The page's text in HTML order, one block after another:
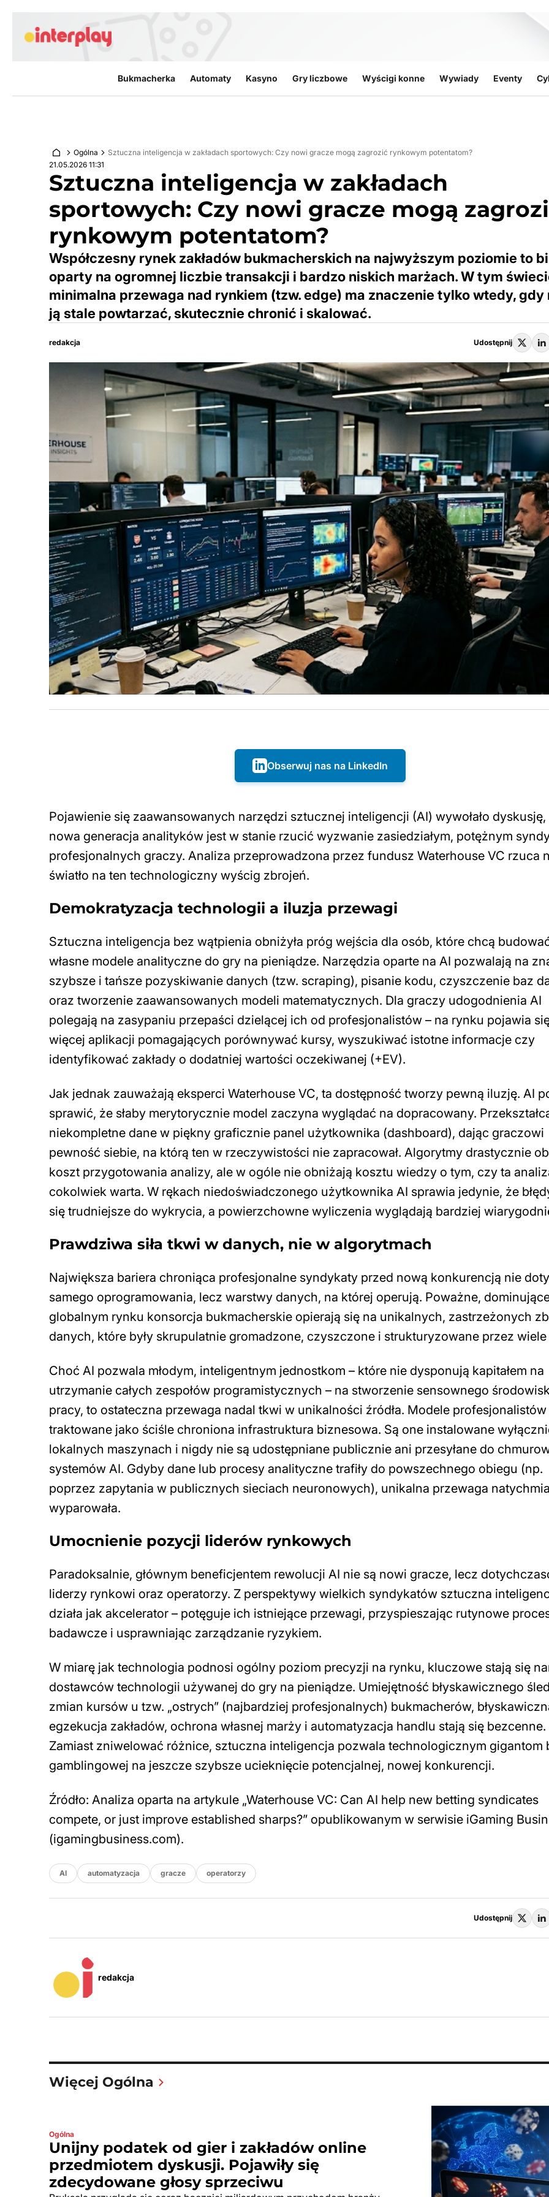
Bukmacherka Automaty Kasyno Gry liczbowe Wyścigi konne Wywiady Eventy
Ogólna
Sztuczna inteligencja w zakładach sportowych: Czy nowi gracze mogą zagrozić rynkowym potentatom?
21.05.2026 11:31
Sztuczna inteligencja w zakładach
sportowych: Czy nowi gracze mogą
rynkowym potentatom?
Współczesny rynek zakładów bukmacherskich na najwyższym poziomie to
oparty na ogromnej liczbie transakcji i bardzo niskich marżach. W tym
minimalna przewaga nad rynkiem (tzw. edge) ma znaczenie tylko wtedy, gdy
ją stale powtarzać, skutecznie chronić i skalować.
redakcja Udostępnij
Obserwuj nas na LinkedIn
Pojawienie się zaawansowanych narzędzi sztucznej inteligencji (AI) wywołało
nowa generacja analityków jest w stanie rzucić wyzwanie zasiedziałym, potężnym
profesjonalnych graczy. Analiza przeprowadzona przez fundusz Waterhouse VC rzuca
światło na ten technologiczny wyścig zbrojeń.
Demokratyzacja technologii a iluzja przewagi
Sztuczna inteligencja bez wątpienia obniżyła próg wejścia dla osób, które chcą
własne modele analityczne do gry na pieniądze. Narzędzia oparte na AI pozwalają na
szybsze i tańsze pozyskiwanie danych (tzw. scraping), pisanie kodu, czyszczenie baz
oraz tworzenie zaawansowanych modeli matematycznych. Dla graczy udogodnienia AI
polegają na zasypaniu przepaści dzielącej ich od profesjonalistów – na rynku pojawia
więcej aplikacji pomagających porównywać kursy, wyszukiwać istotne informacje czy
identyfikować zakłady o dodatniej wartości oczekiwanej (+EV).
Jak jednak zauważają eksperci Waterhouse VC, ta dostępność tworzy pewną iluzję. AI
sprawić, że słaby merytorycznie model zaczyna wyglądać na dopracowany.
niekompletne dane w piękny graficznie panel użytkownika (dashboard), dając graczowi
pewność siebie, na którą ten w rzeczywistości nie zapracował. Algorytmy drastycznie
koszt przygotowania analizy, ale w ogóle nie obniżają kosztu wiedzy o tym, czy ta
cokolwiek warta. W rękach niedoświadczonego użytkownika AI sprawia jedynie, że
się trudniejsze do wykrycia, a powierzchowne wyliczenia wyglądają bardziej
Prawdziwa siła tkwi w danych, nie w algorytmach
Największa bariera chroniąca profesjonalne syndykaty przed nową konkurencją nie
samego oprogramowania, lecz warstwy danych, na której operują. Poważne,
globalnym rynku konsorcja bukmacherskie opierają się na unikalnych, zastrzeżonych
danych, które były skrupulatnie gromadzone, czyszczone i strukturyzowane przez wiele
Choć AI pozwala młodym, inteligentnym jednostkom – które nie dysponują kapitałem na
utrzymanie całych zespołów programistycznych – na stworzenie sensownego
pracy, to ostateczna przewaga nadal tkwi w unikalności źródła. Modele profesjonalistów
traktowane jako ściśle chroniona infrastruktura biznesowa. Są one instalowane
lokalnych maszynach i nigdy nie są udostępniane publicznie ani przesyłane do
systemów AI. Gdyby dane lub procesy analityczne trafiły do powszechnego obiegu (np.
poprzez zapytania w publicznych sieciach neuronowych), unikalna przewaga
wyparowała.
Umocnienie pozycji liderów rynkowych
Paradoksalnie, głównym beneficjentem rewolucji AI nie są nowi gracze, lecz
liderzy rynkowi oraz operatorzy. Z perspektywy wielkich syndykatów sztuczna
działa jak akcelerator – potęguje ich istniejące przewagi, przyspieszając rutynowe
badawcze i usprawniając zarządzanie ryzykiem.
W miarę jak technologia podnosi ogólny poziom precyzji na rynku, kluczowe stają się
dostawców technologii używanej do gry na pieniądze. Umiejętność błyskawicznego
zmian kursów u tzw. „ostrych” (najbardziej profesjonalnych) bukmacherów,
egzekucja zakładów, ochrona własnej marży i automatyzacja handlu stają się bezcenne.
Zamiast zniwelować różnice, sztuczna inteligencja pozwala technologicznym gigantom
gamblingowej na jeszcze szybsze ucieknięcie potencjalnej, nowej konkurencji.
Źródło: Analiza oparta na artykule „Waterhouse VC: Can AI help new betting syndicates
compete, or just improve established sharps?” opublikowanym w serwisie iGaming
(igamingbusiness.com).
AI automatyzacja gracze operatorzy
Udostępnij
redakcja
Więcej Ogólna
Ogólna
Unijny podatek od gier i zakładów online
przedmiotem dyskusji. Pojawiły się
zdecydowane głosy sprzeciwu